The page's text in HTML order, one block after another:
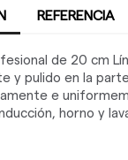
REFERENCIA
de 20 cm
y pulido en la
e
horno y